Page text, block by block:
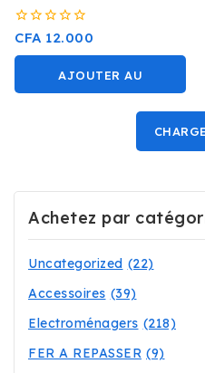
0
5
CFA 12.000
AJOUTER AU
Achetez par
Uncategorized (22)
Accessoires (39)
Electroménagers (218)
FER A REPASSER (9)